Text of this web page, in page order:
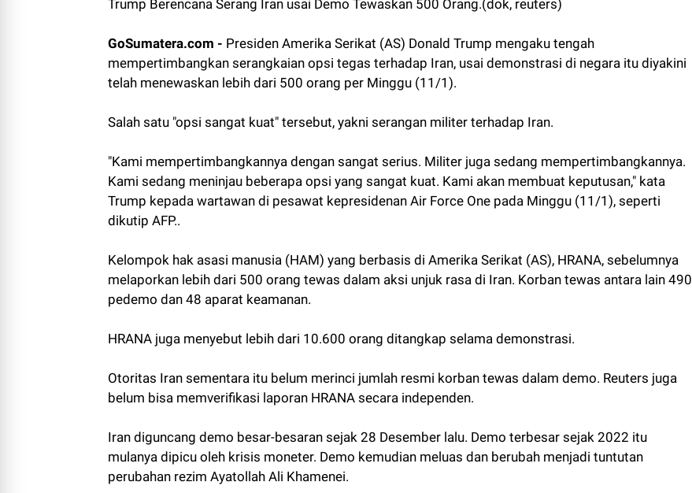
Trump Berencana Serang Iran usai Demo Tewaskan 500 Orang.(dok, reuters)
GoSumatera.com - Presiden Amerika Serikat (AS) Donald Trump mengaku tengah
mempertimbangkan serangkaian opsi tegas terhadap Iran, usai demonstrasi di negara itu diyakini
telah menewaskan lebih dari 500 orang per Minggu (11/1).
Salah satu "opsi sangat kuat" tersebut, yakni serangan militer terhadap Iran.
"Kami mempertimbangkannya dengan sangat serius. Militer juga sedang mempertimbangkannya.
Kami sedang meninjau beberapa opsi yang sangat kuat. Kami akan membuat keputusan," kata
Trump kepada wartawan di pesawat kepresidenan Air Force One pada Minggu (11/1), seperti
dikutip AFP..
Kelompok hak asasi manusia (HAM) yang berbasis di Amerika Serikat (AS), HRANA, sebelumnya
melaporkan lebih dari 500 orang tewas dalam aksi unjuk rasa di Iran. Korban tewas antara lain 490
pedemo dan 48 aparat keamanan.
HRANA juga menyebut lebih dari 10.600 orang ditangkap selama demonstrasi.
Otoritas Iran sementara itu belum merinci jumlah resmi korban tewas dalam demo. Reuters juga
belum bisa memverifikasi laporan HRANA secara independen.
Iran diguncang demo besar-besaran sejak 28 Desember lalu. Demo terbesar sejak 2022 itu
mulanya dipicu oleh krisis moneter. Demo kemudian meluas dan berubah menjadi tuntutan
perubahan rezim Ayatollah Ali Khamenei.